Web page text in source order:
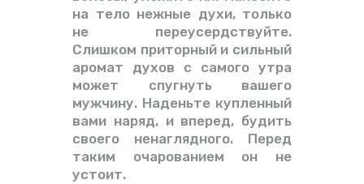
на тело нежные духи, только
не переусердствуйте.
Слишком приторный и сильный
аромат духов с самого утра
может спугнуть вашего
мужчину. Наденьте купленный
вами наряд, и вперед, будить
своего ненаглядного. Перед
таким очарованием он не
устоит.